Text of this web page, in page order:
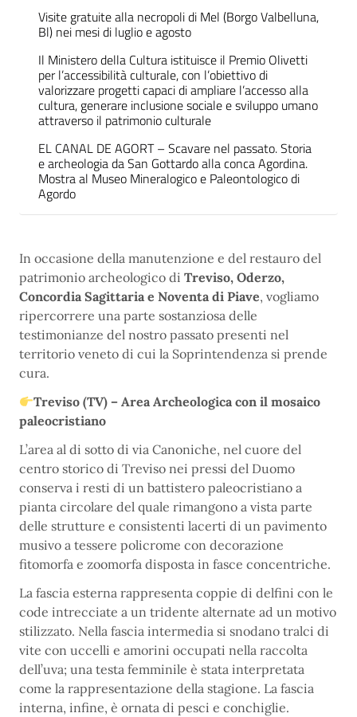
Visite gratuite alla necropoli di Mel (Borgo Valbelluna,
Bl) nei mesi di luglio e agosto
Il Ministero della Cultura istituisce il Premio Olivetti
per l’accessibilità culturale, con l’obiettivo di
valorizzare progetti capaci di ampliare l’accesso alla
cultura, generare inclusione sociale e sviluppo umano
attraverso il patrimonio culturale
EL CANAL DE AGORT – Scavare nel passato. Storia
e archeologia da San Gottardo alla conca Agordina.
Mostra al Museo Mineralogico e Paleontologico di
Agordo
In occasione della manutenzione e del restauro del
patrimonio archeologico di Treviso, Oderzo,
Concordia Sagittaria e Noventa di Piave, vogliamo
ripercorrere una parte sostanziosa delle
testimonianze del nostro passato presenti nel
territorio veneto di cui la Soprintendenza si prende
cura.
Treviso (TV) – Area Archeologica con il mosaico
paleocristiano
L’area al di sotto di via Canoniche, nel cuore del
centro storico di Treviso nei pressi del Duomo
conserva i resti di un battistero paleocristiano a
pianta circolare del quale rimangono a vista parte
delle strutture e consistenti lacerti di un pavimento
musivo a tessere policrome con decorazione
fitomorfa e zoomorfa disposta in fasce concentriche.
La fascia esterna rappresenta coppie di delfini con le
code intrecciate a un tridente alternate ad un motivo
stilizzato. Nella fascia intermedia si snodano tralci di
vite con uccelli e amorini occupati nella raccolta
dell’uva; una testa femminile è stata interpretata
come la rappresentazione della stagione. La fascia
interna, infine, è ornata di pesci e conchiglie.